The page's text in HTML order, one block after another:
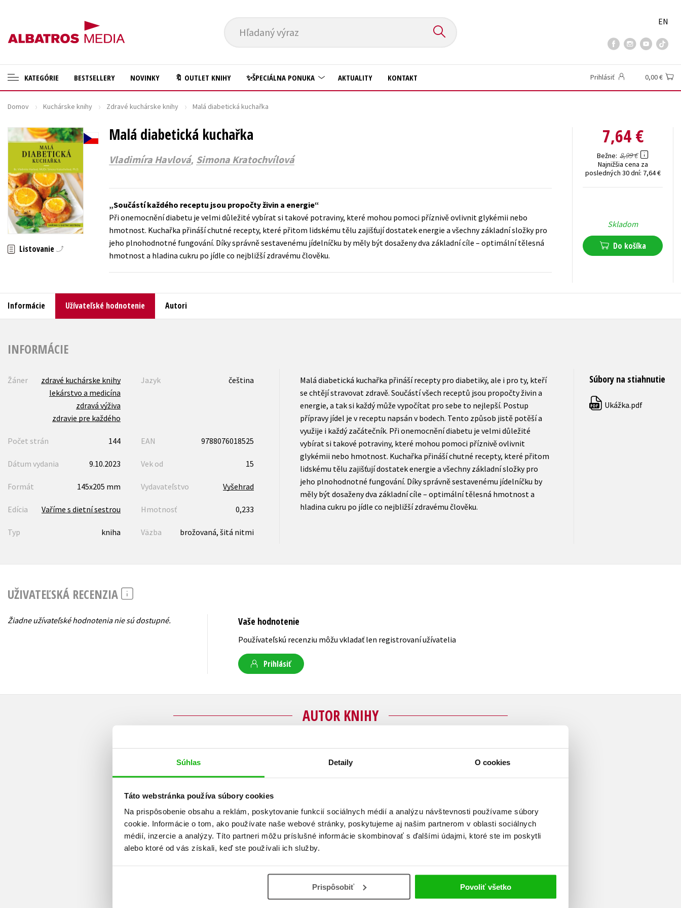
Súhlas Detaily O cookies
Táto webstránka používa súbory cookies
Na prispôsobenie obsahu a reklám, poskytovanie funkcií sociálnych médií a analýzu návštevnosti používame súbory
cookie. Informácie o tom, ako používate naše webové stránky, poskytujeme aj našim partnerom v oblasti sociálnych
médií, inzercie a analýzy. Títo partneri môžu príslušné informácie skombinovať s ďalšími údajmi, ktoré ste im poskytli
alebo ktoré od vás získali, keď ste používali ich služby.
Prispôsobiť Povoliť všetko
Hľadaný výraz
EN
KATEGÓRIE
🛍️ Darčekové poukazy
✍️Knihy s podpisom
🎁 Limitované balíčky
🔥 Výhodné predpredaje
🏷️ Zlacnené knihy
⚔️ Zaklínač na CD
🔖Outlet knihy
Auto - moto
Cestovanie
Darčekové publikácie
Doplnkový sortiment
Ezoterika a duchovný svet
História a military
Hobby
Humanitné a spoločenské vedy
Kariéra a osobný rozvoj
Kuchárske knihy
Ostatné
Počítače
Poézia
Učebnice
Výchova a pedagogika
Young adult
BESTSELLERY NOVINKY 🔖 OUTLET KNIHY ✨ŠPECIÁLNA PONUKA AKTUALITY KONTAKT Prihlásiť 0,00 €
Domov Kuchárske knihy Zdravé kuchárske knihy Malá diabetická kuchařka
Malá diabetická kuchařka
Vladimíra Havlová, Simona Kratochvílová
Listovanie
Součástí každého receptu jsou propočty živin a energie
Při onemocnění diabetu je velmi důležité vybírat si takové potraviny, které mohou pomoci příznivě ovlivnit glykémii nebo
hmotnost. Kuchařka přináší chutné recepty, které přitom lidskému tělu zajišťují dostatek energie a všechny základní složky pro
jeho plnohodnotné fungování. Díky správně sestavenému jídelníčku by měly být dosaženy dva základní cíle – optimální tělesná
hmotnost a hladina cukru po jídle co nejbližší zdravému člověku.
7,64 €
Bežne 8,99 €
Najnižšia cena za
posledných 30 dní: 7,64 €
Skladom
Do košíka
Informácie Užívateľské hodnotenie Autori
INFORMÁCIE
Žáner
zdravé kuchárske knihy
lekárstvo a medicína
zdravá výživa
zdravie pre každého
Jazyk čeština
Počet strán 144 EAN 9788076018525
Dátum vydania 9.10.2023 Vek od 15
Formát 145x205 mm Vydavateľstvo Vyšehrad
Edícia Vaříme s dietní sestrou Hmotnosť 0,233
Typ kniha Väzba brožovaná, šitá nitmi
Malá diabetická kuchařka přináší recepty pro diabetiky, ale i pro ty, kteří
se chtějí stravovat zdravě. Součástí všech receptů jsou propočty živin a
energie, a tak si každý může vypočítat pro sebe to nejlepší. Postup
přípravy jídel je v receptu napsán v bodech. Tento způsob jistě potěší a
využije i každý začátečník. Při onemocnění diabetu je velmi důležité
vybírat si takové potraviny, které mohou pomoci příznivě ovlivnit
glykémii nebo hmotnost. Kuchařka přináší chutné recepty, které přitom
lidskému tělu zajišťují dostatek energie a všechny základní složky pro
jeho plnohodnotné fungování. Díky správně sestavenému jídelníčku by
měly být dosaženy dva základní cíle – optimální tělesná hmotnost a
hladina cukru po jídle co nejbližší zdravému člověku.
Súbory na stiahnutie
PDF Ukážka.pdf
UŽIVATEĽSKÁ RECENZIA
Žiadne užívateľské hodnotenia nie sú dostupné. Vaše hodnotenie
Používateľskú recenziu môžu vkladať len registrovaní užívatelia
Prihlásiť
AUTOR KNIHY
Vladimíra Havlová
Vystudovala střední zdravotní školu – obor dietologie a získala atestaci z
poruch metabolismu a výživy. Je členkou výboru sekce sester České
diabetologické společnosti a autorkou řady odborných publikací.